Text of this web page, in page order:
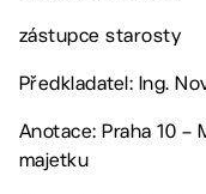
zástupce starosty
Předkladatel: Ing.
Anotace: Praha 10 –
majetku